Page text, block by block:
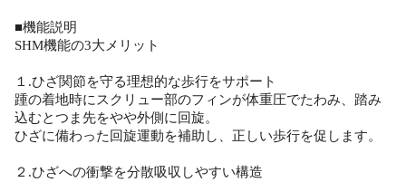
■機能説明
SHM機能の3大メリット
１.ひざ関節を守る理想的な歩行をサポート
踵の着地時にスクリュー部のフィンが体重圧でたわみ、踏み
込むとつま先をやや外側に回旋。
ひざに備わった回旋運動を補助し、正しい歩行を促します。
２.ひざへの衝撃を分散吸収しやすい構造